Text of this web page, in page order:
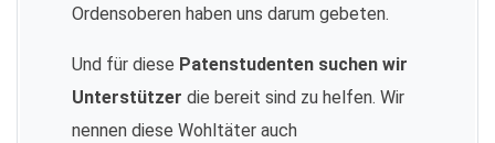
Ordensoberen haben uns darum gebeten.
Und für diese Patenstudenten suchen wir
Unterstützer die bereit sind zu helfen. Wir
nennen diese Wohltäter auch